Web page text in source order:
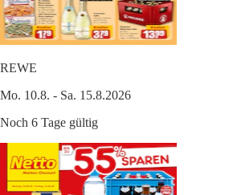
REWE
Mo. 10.8. - Sa. 15.8.2026
Noch 6 Tage gültig